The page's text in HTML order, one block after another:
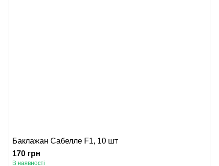
Баклажан Сабелле F1, 10 шт
170 грн
В наявності